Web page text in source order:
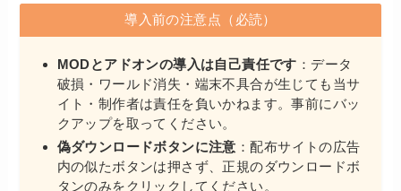
導入前の注意点（必読）
MODとアドオンの導入は自己責任です ：データ
破損・ワールド消失・端末不具合が生じても当サ
イト・制作者は責任を負いかねます。事前にバッ
クアップを取ってください。
偽ダウンロードボタンに注意 ：配布サイトの広告
内の似たボタンは押さず、正規のダウンロードボ
タンのみをクリックしてください。